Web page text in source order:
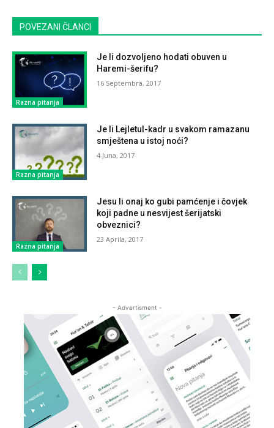
POVEZANI ČLANCI
Razna pitanja
Je li dozvoljeno hodati obuven u
Haremi-šerifu?
16 Septembra, 2017
Razna pitanja
Je li Lejletul-kadr u svakom ramazanu
smještena u istoj noći?
4 Juna, 2017
Razna pitanja
Jesu li onaj ko gubi pamćenje i čovjek
koji padne u nesvijest šerijatski
obveznici?
23 Aprila, 2017
- Advertisment -